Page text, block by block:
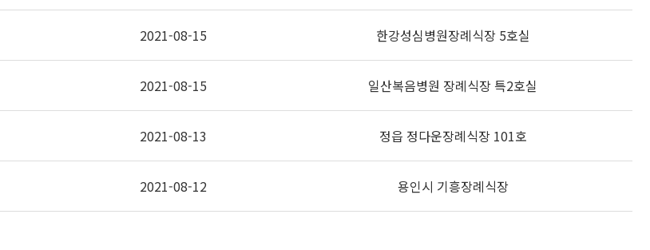
2021-08-15 한강성심병원장례식장 5호실
2021-08-15 일산복음병원 장례식장 특2호실
2021-08-13 정읍 정다운장례식장 101호
2021-08-12 용인시 기흥장례식장